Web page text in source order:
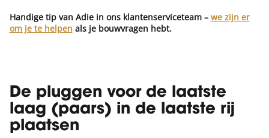
Handige tip van Adie in ons klantenserviceteam – we zijn er
om je te helpen als je bouwvragen hebt.
De pluggen voor de laatste
laag (paars) in de laatste rij
plaatsen